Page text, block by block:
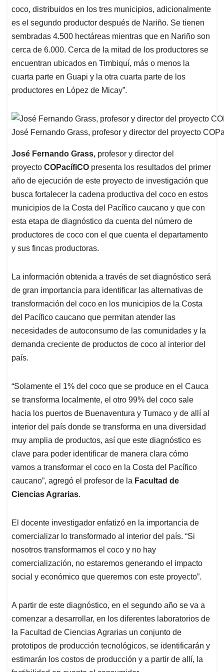
coco, distribuidos en los tres municipios, adicionalmente
es el segundo productor después de Nariño. Se tienen
sembradas 4.500 hectáreas mientras que en Nariño son
cerca de 6.000. Cerca de la mitad de los productores se
encuentran ubicados en Timbiquí, más o menos la
cuarta parte en Guapi y la otra cuarta parte de los
productores en López de Micay”.
José Fernando Grass, profesor y director del proyecto
José Fernando Grass, profesor y director del
proyecto COPacífiCO presenta los resultados del primer
año de ejecución de este proyecto de investigación que
busca fortalecer la cadena productiva del coco en estos
municipios de la Costa del Pacífico caucano y que con
esta etapa de diagnóstico da cuenta del número de
productores de coco con el que cuenta el departamento
y sus fincas productoras.
La información obtenida a través de set diagnóstico será
de gran importancia para identificar las alternativas de
transformación del coco en los municipios de la Costa
del Pacífico caucano que permitan atender las
necesidades de autoconsumo de las comunidades y la
demanda creciente de productos de coco al interior del
país.
“Solamente el 1% del coco que se produce en el Cauca
se transforma localmente, el otro 99% del coco sale
hacia los puertos de Buenaventura y Tumaco y de allí al
interior del país donde se transforma en una diversidad
muy amplia de productos, así que este diagnóstico es
clave para poder identificar de manera clara cómo
vamos a transformar el coco en la Costa del Pacífico
caucano”, agregó el profesor de la Facultad de
Ciencias Agrarias.
El docente investigador enfatizó en la importancia de
comercializar lo transformado al interior del país. “Si
nosotros transformamos el coco y no hay
comercialización, no estaremos generando el impacto
social y económico que queremos con este proyecto”.
A partir de este diagnóstico, en el segundo año se va a
comenzar a desarrollar, en los diferentes laboratorios de
la Facultad de Ciencias Agrarias un conjunto de
prototipos de producción tecnológicos, se identificarán y
estimarán los costos de producción y a partir de allí, la